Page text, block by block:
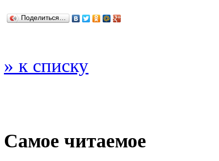
Поделиться…
» к списку
Самое читаемое